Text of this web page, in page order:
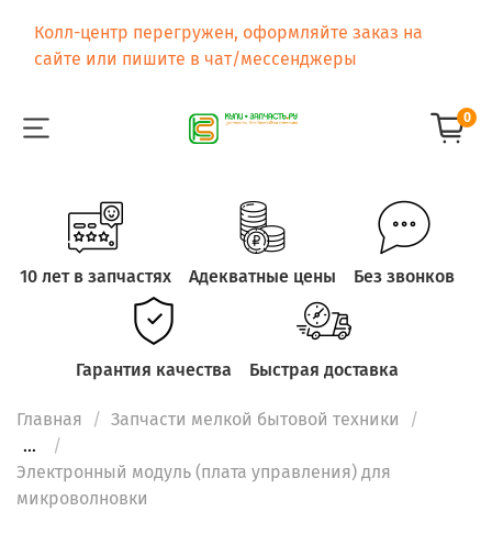
Колл-центр перегружен, оформляйте заказ на
сайте или пишите в чат/мессенджеры
0
10 лет в запчастях Адекватные цены Без звонков
Гарантия качества Быстрая доставка
Главная
Запчасти мелкой бытовой техники
...
Электронный модуль (плата управления) для
микроволновки